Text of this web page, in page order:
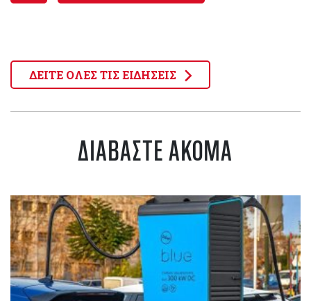
ΔΕΙΤΕ ΟΛΕΣ ΤΙΣ ΕΙΔΗΣΕΙΣ
ΔΙΑΒΑΣΤΕ ΑΚΟΜΑ